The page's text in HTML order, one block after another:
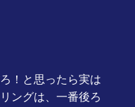
！と思ったら実は
ングは、一番後ろ